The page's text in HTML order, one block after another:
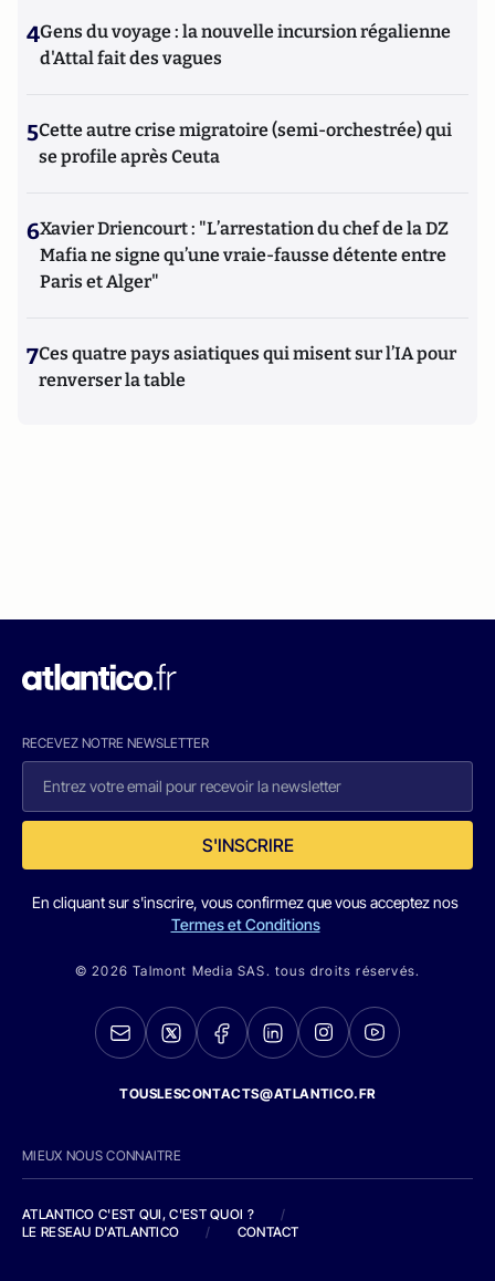
4Gens du voyage : la nouvelle incursion régalienne
d'Attal fait des vagues
5Cette autre crise migratoire (semi-orchestrée) qui
se profile après Ceuta
6Xavier Driencourt : "L’arrestation du chef de la DZ
Mafia ne signe qu’une vraie-fausse détente entre
Paris et Alger"
7Ces quatre pays asiatiques qui misent sur l’IA pour
renverser la table
RECEVEZ NOTRE NEWSLETTER
S'INSCRIRE
En cliquant sur s'inscrire, vous confirmez que vous acceptez nos
Termes et Conditions
© 2026 Talmont Media SAS. tous droits réservés.
TOUSLESCONTACTS@ATLANTICO.FR
MIEUX NOUS CONNAITRE
ATLANTICO C'EST QUI, C'EST QUOI ?
/
LE RESEAU D'ATLANTICO
/ CONTACT